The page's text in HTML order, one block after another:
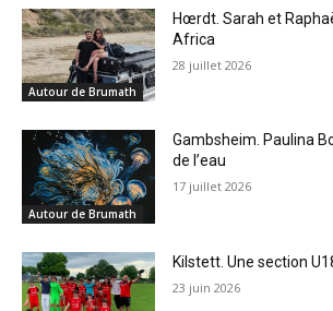
Autour de Brumath
Hœrdt. Sarah et
Africa
28 juillet 2026
Autour de Brumath
Gambsheim. Paulina
de l’eau
17 juillet 2026
Kilstett. Une section
23 juin 2026